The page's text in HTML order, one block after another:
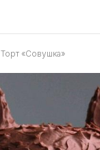
Торт «Совушка»